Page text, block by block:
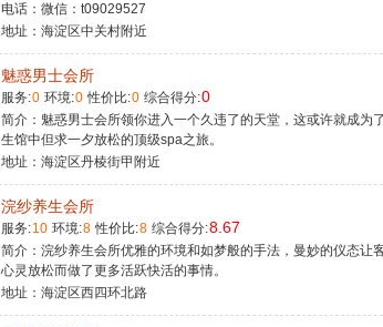
电话：微信：t09029527
地址：海淀区中关村附近
魅惑男士会所
服务:0 环境:0 性价比:0 综合得分:0
简介：魅惑男士会所领你进入一个久违了的天堂，这或许就成为
生馆中但求一夕放松的顶级spa之旅。
地址：海淀区丹棱街甲附近
浣纱养生会所
服务:10 环境:8 性价比:8 综合得分:8.67
简介：浣纱养生会所优雅的环境和如梦般的手法，曼妙的仪态让
心灵放松而做了更多活跃快活的事情。
地址：海淀区西四环北路